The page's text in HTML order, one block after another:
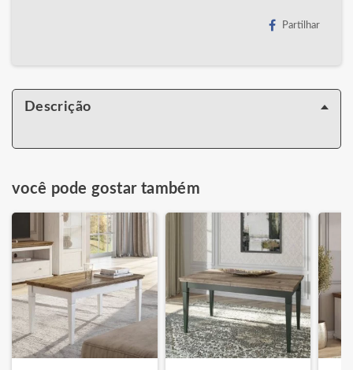
Partilhar
Descrição
você pode gostar também